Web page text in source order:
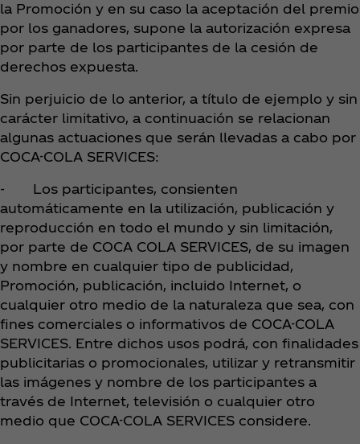
la Promoción y en su caso la aceptación del premio
por los ganadores, supone la autorización expresa
por parte de los participantes de la cesión de
derechos expuesta.
Sin perjuicio de lo anterior, a título de ejemplo y sin
carácter limitativo, a continuación se relacionan
algunas actuaciones que serán llevadas a cabo por
COCA-COLA SERVICES:
- Los participantes, consienten
automáticamente en la utilización, publicación y
reproducción en todo el mundo y sin limitación,
por parte de COCA COLA SERVICES, de su imagen
y nombre en cualquier tipo de publicidad,
Promoción, publicación, incluido Internet, o
cualquier otro medio de la naturaleza que sea, con
fines comerciales o informativos de COCA-COLA
SERVICES. Entre dichos usos podrá, con finalidades
publicitarias o promocionales, utilizar y retransmitir
las imágenes y nombre de los participantes a
través de Internet, televisión o cualquier otro
medio que COCA-COLA SERVICES considere.